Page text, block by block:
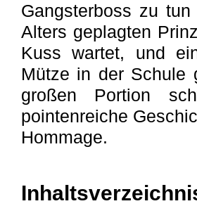
Gangsterboss zu
Alters geplagten
Kuss wartet, und
Mütze in der Schule
großen Portion
pointenreiche
Hommage.